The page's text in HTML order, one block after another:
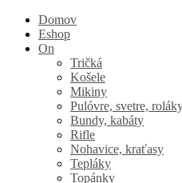
Domov
Eshop
On
Tričká
Košele
Mikiny
Pulóvre, svetre,
Bundy, kabáty
Rifle
Nohavice, kraťasy
Tepláky
Topánky